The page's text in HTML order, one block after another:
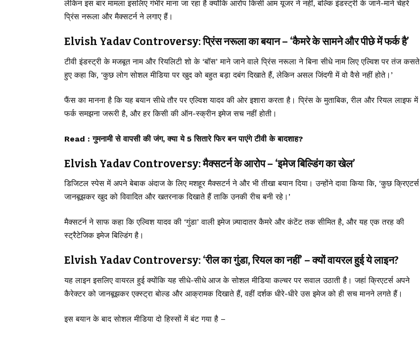
लेकिन इस बार मामला इसलिए गंभीर माना जा रहा है क्योंकि आरोप किसी आम यूजर ने नहीं, बल्कि इंडस्ट्री के जाने-माने चेहरे
प्रिंस नरूला और मैक्सटर्न ने लगाए हैं।
Elvish Yadav Controversy: प्रिंस नरूला का बयान – ‘कैमरे के सामने और पीछे में फर्क है’
टीवी इंडस्ट्री के मजबूत नाम और रियलिटी शो के ‘बॉस’ माने जाने वाले प्रिंस नरूला ने बिना सीधे नाम लिए एल्विश पर तंज कसते
हुए कहा कि, ‘कुछ लोग सोशल मीडिया पर खुद को बहुत बड़ा दबंग दिखाते हैं, लेकिन असल जिंदगी में वो वैसे नहीं होते।’
फैंस का मानना है कि यह बयान सीधे तौर पर एल्विश यादव की ओर इशारा करता है। प्रिंस के मुताबिक, रील और रियल लाइफ में
फर्क समझना जरूरी है, और हर किसी की ऑन-स्क्रीन इमेज सच नहीं होती।
Read :गुमनामी से वापसी की जंग, क्या ये 5 सितारे फिर बन पाएंगे टीवी के बादशाह?
Elvish Yadav Controversy: मैक्सटर्न के आरोप – ‘इमेज बिल्डिंग का खेल’
डिजिटल स्पेस में अपने बेबाक अंदाज के लिए मशहूर मैक्सटर्न ने और भी तीखा बयान दिया। उन्होंने दावा किया कि, ‘कुछ क्रिएटर्स
जानबूझकर खुद को विवादित और खतरनाक दिखाते हैं ताकि उनकी रीच बनी रहे।’
मैक्सटर्न ने साफ कहा कि एल्विश यादव की ‘गुंडा’ वाली इमेज ज़्यादातर कैमरे और कंटेंट तक सीमित है, और यह एक तरह की
स्ट्रैटेजिक इमेज बिल्डिंग है।
Elvish Yadav Controversy: ‘रील का गुंडा, रियल का नहीं’ – क्यों वायरल हुई ये लाइन?
यह लाइन इसलिए वायरल हुई क्योंकि यह सीधे-सीधे आज के सोशल मीडिया कल्चर पर सवाल उठाती है। जहां क्रिएटर्स अपने
कैरेक्टर को जानबूझकर एक्स्ट्रा बोल्ड और आक्रामक दिखाते हैं, वहीं दर्शक धीरे-धीरे उस इमेज को ही सच मानने लगते हैं।
इस बयान के बाद सोशल मीडिया दो हिस्सों में बंट गया है –